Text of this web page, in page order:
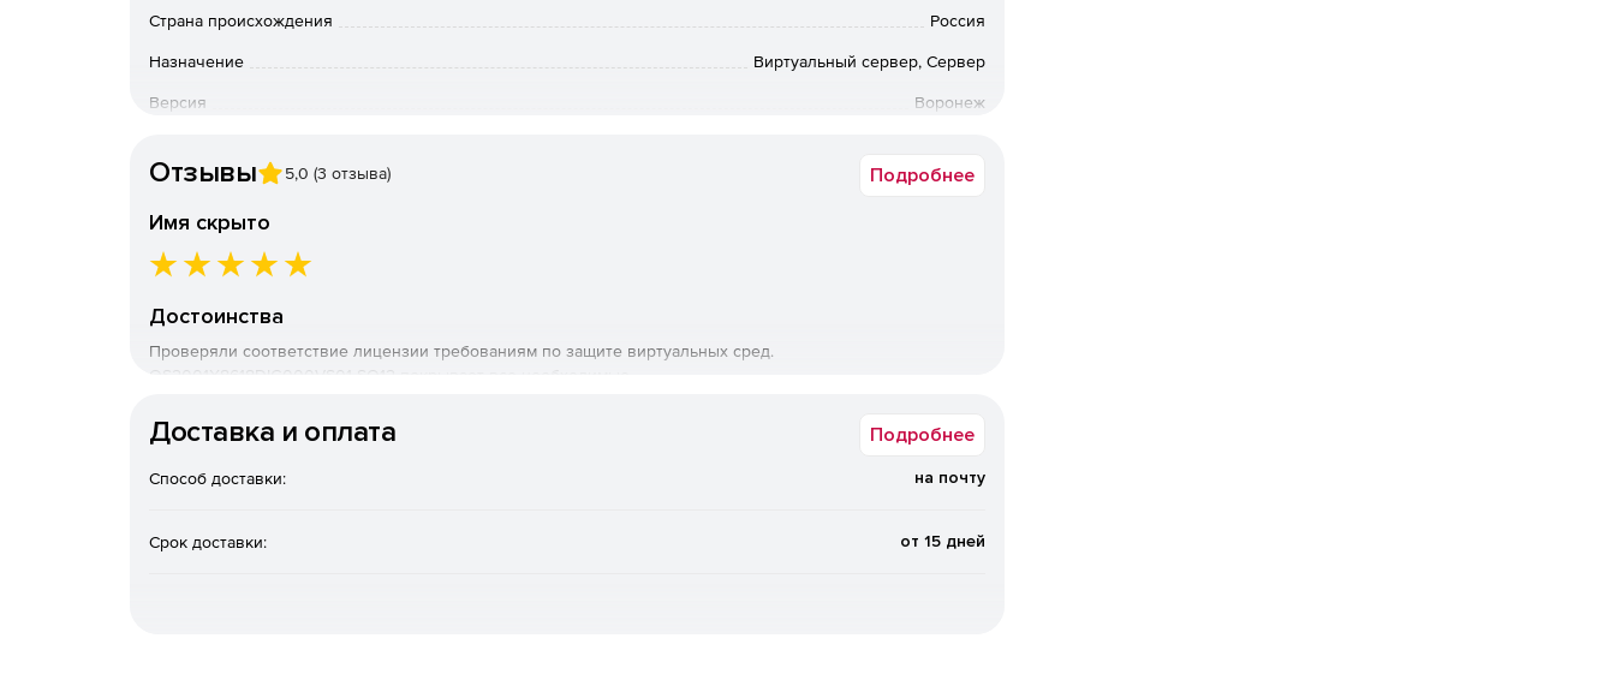
Преимущества редакции «Воронеж»
Страна происхождения Россия
Назначение Виртуальный сервер, Сервер
Версия Воронеж
Отзывы 5,0 (3 отзыва) Подробнее
Имя скрыто
Достоинства
Проверяли соответствие лицензии требованиям по защите виртуальных сред.
OS2001X8618DIG000VS01-SO12 покрывает все необходимые ...
8 июня 2026
Доставка и оплата Подробнее
Способ доставки: на почту
Срок доставки: от 15 дней